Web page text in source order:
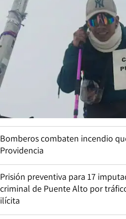
Bomberos combaten incendio
Providencia
Prisión preventiva para 17
criminal de Puente Alto por
ilícita